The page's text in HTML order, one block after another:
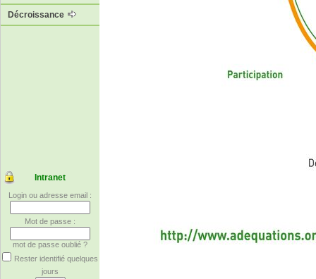
Décroissance
Intranet
Login ou adresse email :
Mot de passe :
mot de passe oublié ?
Rester identifié quelques
jours